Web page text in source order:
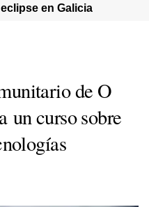
en Galicia
de O
un curso sobre